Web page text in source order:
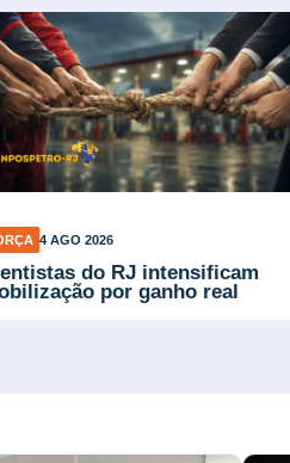
4 AGO 2026
do RJ intensificam
por ganho real